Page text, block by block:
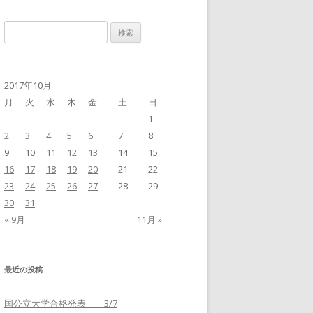
索
2017年10月
月
火 水 木 金 土 日
« 9月 11月 »
1
2
3 4 5 6 7
8
9
10 11 12 13 14
15
16
17 18 19 20 21
22
23
24 25 26 27 28
29
30
31
最近の投稿
国公立大学合格発表 3/7